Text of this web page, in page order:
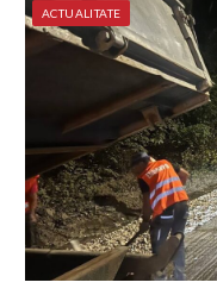
ACTUALITATE